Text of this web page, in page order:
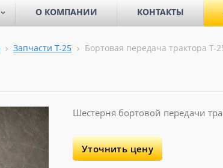
О КОМПАНИИ КОНТАКТЫ
Запчасти Т-25 Бортовая передача трактора Т-
Шестерня бортовой передачи
Уточнить цену